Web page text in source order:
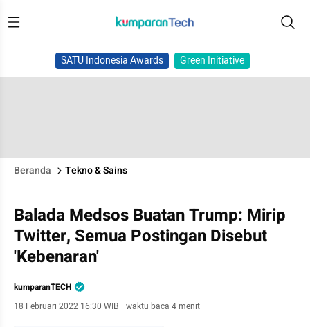
SATU Indonesia Awards Green Initiative
Beranda Tekno & Sains
Balada Medsos Buatan Trump: Mirip
Twitter, Semua Postingan Disebut
'Kebenaran'
kumparanTECH
18 Februari 2022 16:30 WIB · waktu baca 4 menit